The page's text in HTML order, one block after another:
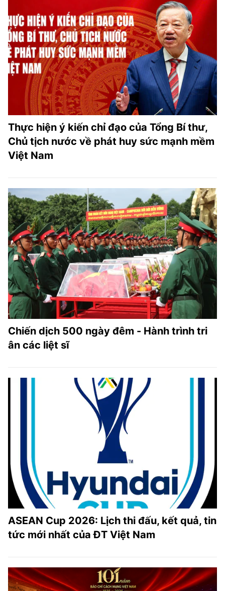
Thực hiện ý kiến chỉ đạo của Tổng Bí thư,
Chủ tịch nước về phát huy sức mạnh mềm
Việt Nam
Chiến dịch 500 ngày đêm - Hành trình tri
ân các liệt sĩ
ASEAN Cup 2026: Lịch thi đấu, kết quả, tin
tức mới nhất của ĐT Việt Nam